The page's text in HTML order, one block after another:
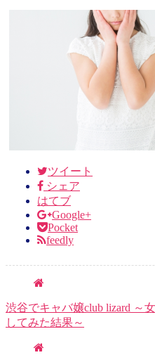
ツイート
シェア
はてブ
Google+
Pocket
feedly
渋谷でキャバ嬢club lizard ～
してみた結果～